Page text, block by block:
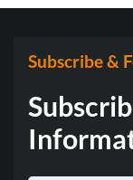
Subscribe &